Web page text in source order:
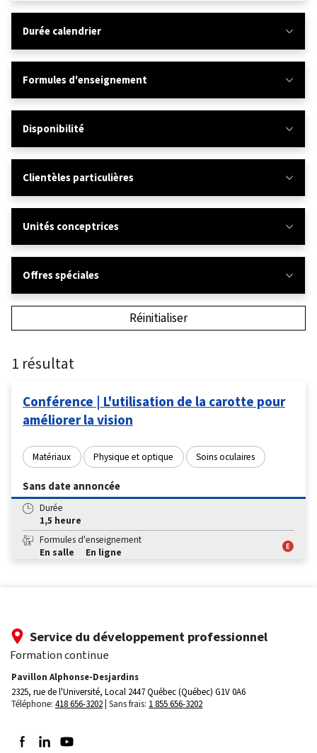
Durée calendrier
Formules d'enseignement
Disponibilité
Clientèles particulières
Unités conceptrices
Offres spéciales
Réinitialiser
1 résultat
Conférence | L'utilisation de la carotte pour
améliorer la vision
Matériaux Physique et optique Soins oculaires
Sans date annoncée
Durée
1,5 heure
Formules d'enseignement
En salle
En ligne
Service du développement professionnel
Formation continue
Pavillon Alphonse-Desjardins
2325, rue de l'Université, Local 2447Québec (Québec) G1V 0A6
Téléphone: 418 656-3202 Sans frais: 1 855 656-3202
Suivez-nous sur Facebook
Suivez-nous sur LinkedIn
Suivez-nous sur Youtube